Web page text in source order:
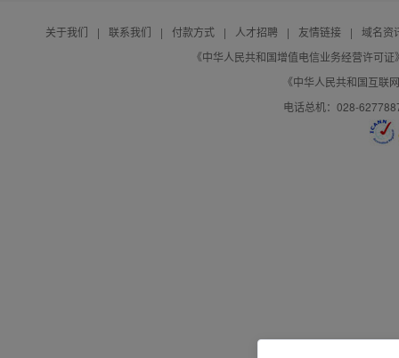
关于我们 | 联系我们 | 付款方式 | 人才招聘 | 友情链接 |
域名资
《中华人民共和国增值电信业务经营许可
《中华人民共和国互联
电话总机：028-